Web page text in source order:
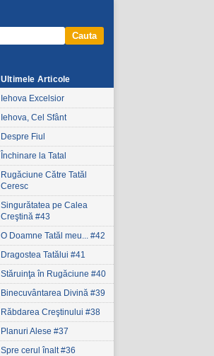
Cauta
Ultimele Articole
Iehova Excelsior
Iehova, Cel Sfânt
Despre Fiul
Închinare la Tatal
Rugăciune Către Tatăl
Ceresc
Singurătatea pe Calea
Creştină #43
O Doamne Tatăl meu... #42
Dragostea Tatălui #41
Stăruinţa în Rugăciune #40
Binecuvântarea Divină #39
Răbdarea Creştinului #38
Planuri Alese #37
Spre cerul înalt #36